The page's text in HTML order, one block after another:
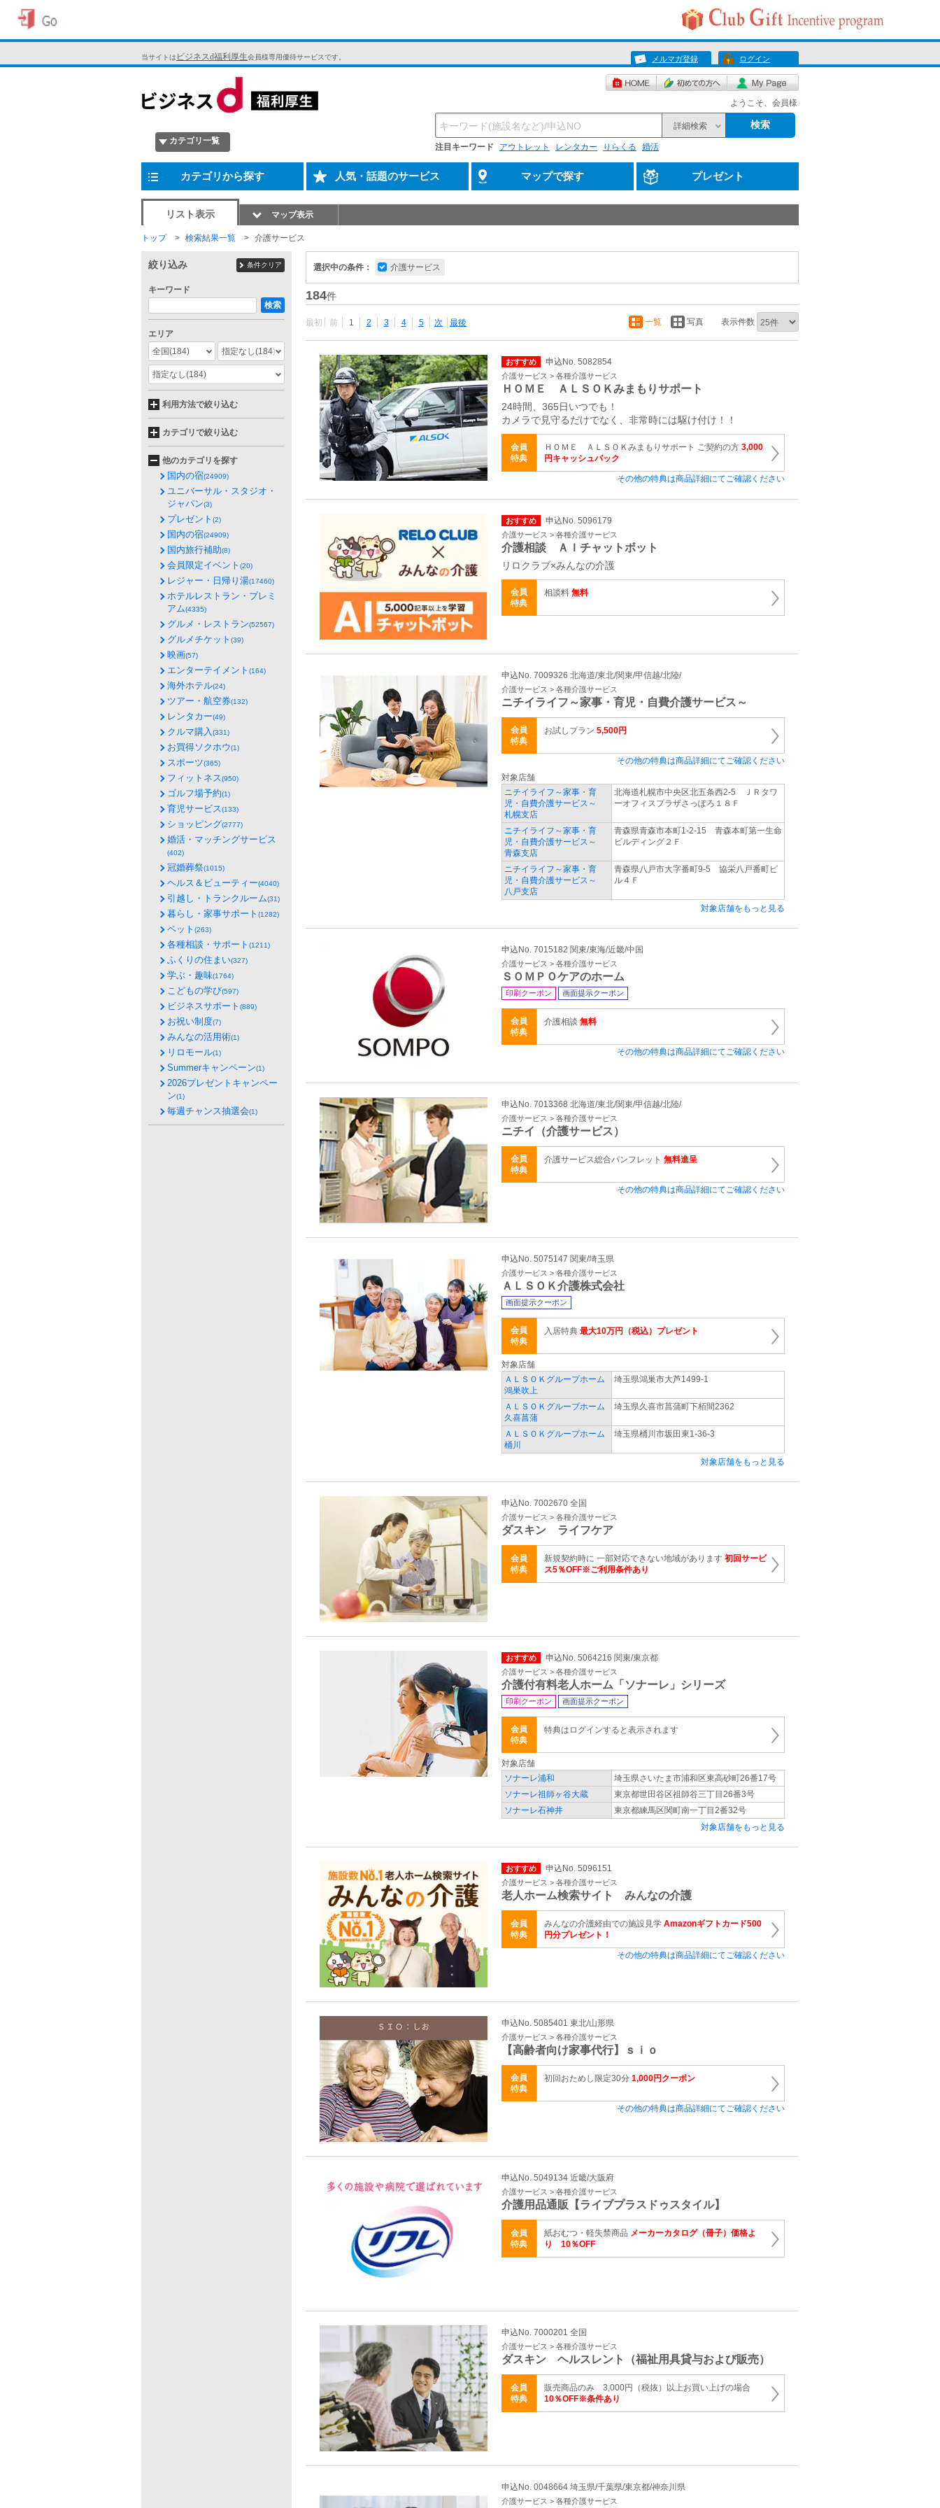
当サイトは ビジネスd福利厚生会員様専用優待サービスです。 メルマガ登録 ログイン
ようこそ、会員様
カテゴリ一覧
詳細検索 検索
注目キーワード アウトレット レンタカー りらくる 婚活
カテゴリから探す 人気・話題のサービス マップで探す プレゼント
リスト表示 マップ表示
トップ 検索結果一覧 介護サービス
選択中の条件： 介護サービス
184件
最初 前 1 2 3 4 5 次 最後 一覧 写真 表示件数
おすすめ 申込No. 5082854
介護サービス > 各種介護サービス
ＨＯＭＥ ＡＬＳＯＫみまもりサポート
24時間、365日いつでも！
カメラで見守るだけでなく、非常時には駆け付け！！
会員
特典
ＨＯＭＥ ＡＬＳＯＫみまもりサポート ご契約の方 3,000
円キャッシュバック
その他の特典は商品詳細にてご確認ください
おすすめ 申込No. 5096179
介護サービス > 各種介護サービス
介護相談 ＡＩチャットボット
リロクラブ×みんなの介護
会員
特典
相談料 無料
申込No. 7009326 北海道/東北/関東/甲信越/北陸/
介護サービス > 各種介護サービス
ニチイライフ～家事・育児・自費介護サービス～
会員
特典
お試しプラン 5,500円
その他の特典は商品詳細にてご確認ください
対象店舗
ニチイライフ～家事・育
児・自費介護サービス～
札幌支店
北海道札幌市中央区北五条西2‐5 ＪＲタワ
ーオフィスプラザさっぽろ１８Ｆ
ニチイライフ～家事・育
児・自費介護サービス～
青森支店
青森県青森市本町1‐2‐15 青森本町第一生命
ビルディング２Ｆ
ニチイライフ～家事・育
児・自費介護サービス～
八戸支店
青森県八戸市大字番町9‐5 協栄八戸番町ビ
ル４Ｆ
対象店舗をもっと見る
申込No. 7015182 関東/東海/近畿/中国
介護サービス > 各種介護サービス
ＳＯＭＰＯケアのホーム
印刷クーポン 画面提示クーポン
会員
特典
介護相談 無料
その他の特典は商品詳細にてご確認ください
申込No. 7013368 北海道/東北/関東/甲信越/北陸/
介護サービス > 各種介護サービス
ニチイ（介護サービス）
会員
特典
介護サービス総合パンフレット 無料進呈
その他の特典は商品詳細にてご確認ください
申込No. 5075147 関東/埼玉県
介護サービス > 各種介護サービス
ＡＬＳＯＫ介護株式会社
画面提示クーポン
会員
特典
入居特典 最大10万円（税込）プレゼント
対象店舗
ＡＬＳＯＫグループホーム
鴻巣吹上
埼玉県鴻巣市大芦1499-1
ＡＬＳＯＫグループホーム
久喜菖蒲
埼玉県久喜市菖蒲町下栢間2362
ＡＬＳＯＫグループホーム
桶川
埼玉県桶川市坂田東1-36-3
対象店舗をもっと見る
申込No. 7002670 全国
介護サービス > 各種介護サービス
ダスキン ライフケア
会員
特典
新規契約時に 一部対応できない地域があります 初回サービ
ス5％OFF※ご利用条件あり
おすすめ 申込No. 5064216 関東/東京都
介護サービス > 各種介護サービス
介護付有料老人ホーム「ソナーレ」シリーズ
印刷クーポン 画面提示クーポン
会員
特典
特典はログインすると表示されます
対象店舗
ソナーレ浦和
埼玉県さいたま市浦和区東高砂町26番17号
ソナーレ祖師ヶ谷大蔵
東京都世田谷区祖師谷三丁目26番3号
ソナーレ石神井
東京都練馬区関町南一丁目2番32号
対象店舗をもっと見る
おすすめ 申込No. 5096151
介護サービス > 各種介護サービス
老人ホーム検索サイト みんなの介護
会員
特典
みんなの介護経由での施設見学 Amazonギフトカード500
円分プレゼント！
その他の特典は商品詳細にてご確認ください
申込No. 5085401 東北/山形県
介護サービス > 各種介護サービス
【高齢者向け家事代行】ｓｉｏ
会員
特典
初回おためし限定30分 1,000円クーポン
その他の特典は商品詳細にてご確認ください
申込No. 5049134 近畿/大阪府
介護サービス > 各種介護サービス
介護用品通販【ライブプラスドゥスタイル】
会員
特典
紙おむつ・軽失禁商品 メーカーカタログ（冊子）価格よ
り 10％OFF
申込No. 7000201 全国
介護サービス > 各種介護サービス
ダスキン ヘルスレント（福祉用具貸与および販売）
会員
特典
販売商品のみ 3,000円（税抜）以上お買い上げの場合
10％OFF※条件あり
申込No. 0048664 埼玉県/千葉県/東京都/神奈川県
介護サービス > 各種介護サービス
絞り込み 条件クリア
キーワード
検索
エリア
全国(184) 指定なし(184)
指定なし(184)
利用方法で絞り込む
カテゴリで絞り込む
他のカテゴリを探す
国内の宿(24909)
ユニバーサル・スタジオ・
ジャパン(3)
プレゼント (2)
国内の宿(24909)
国内旅行補助(8)
会員限定イベント (20)
レジャー・日帰り湯(17460)
ホテルレストラン・プレミ
アム(4335)
グルメ・レストラン(52567)
グルメチケット (39)
映画(57)
エンターテイメント (164)
海外ホテル(24)
ツアー・航空券(132)
レンタカー(49)
クルマ購入(331)
お買得ソクホウ(1)
スポーツ(365)
フィットネス(950)
ゴルフ場予約(1)
育児サービス(133)
ショッピング(2777)
婚活・マッチングサービス
(402)
冠婚葬祭(1015)
ヘルス＆ビューティー(4040)
引越し・トランクルーム(31)
暮らし・家事サポート (1282)
ペット (263)
各種相談・サポート (1211)
ふくりの住まい(327)
学ぶ・趣味(1764)
こどもの学び(597)
ビジネスサポート (889)
お祝い制度(7)
みんなの活用術(1)
リロモール(1)
Summerキャンペーン(1)
2026プレゼントキャンペー
ン(1)
毎週チャンス抽選会(1)